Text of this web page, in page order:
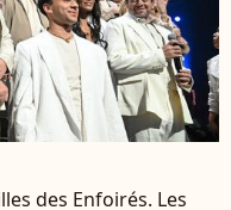
des Enfoirés. Les